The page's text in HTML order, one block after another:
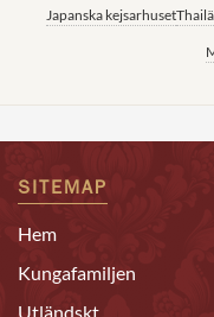
Japanska kejsarhuset
SITEMAP
Hem
Kungafamiljen
Utländskt